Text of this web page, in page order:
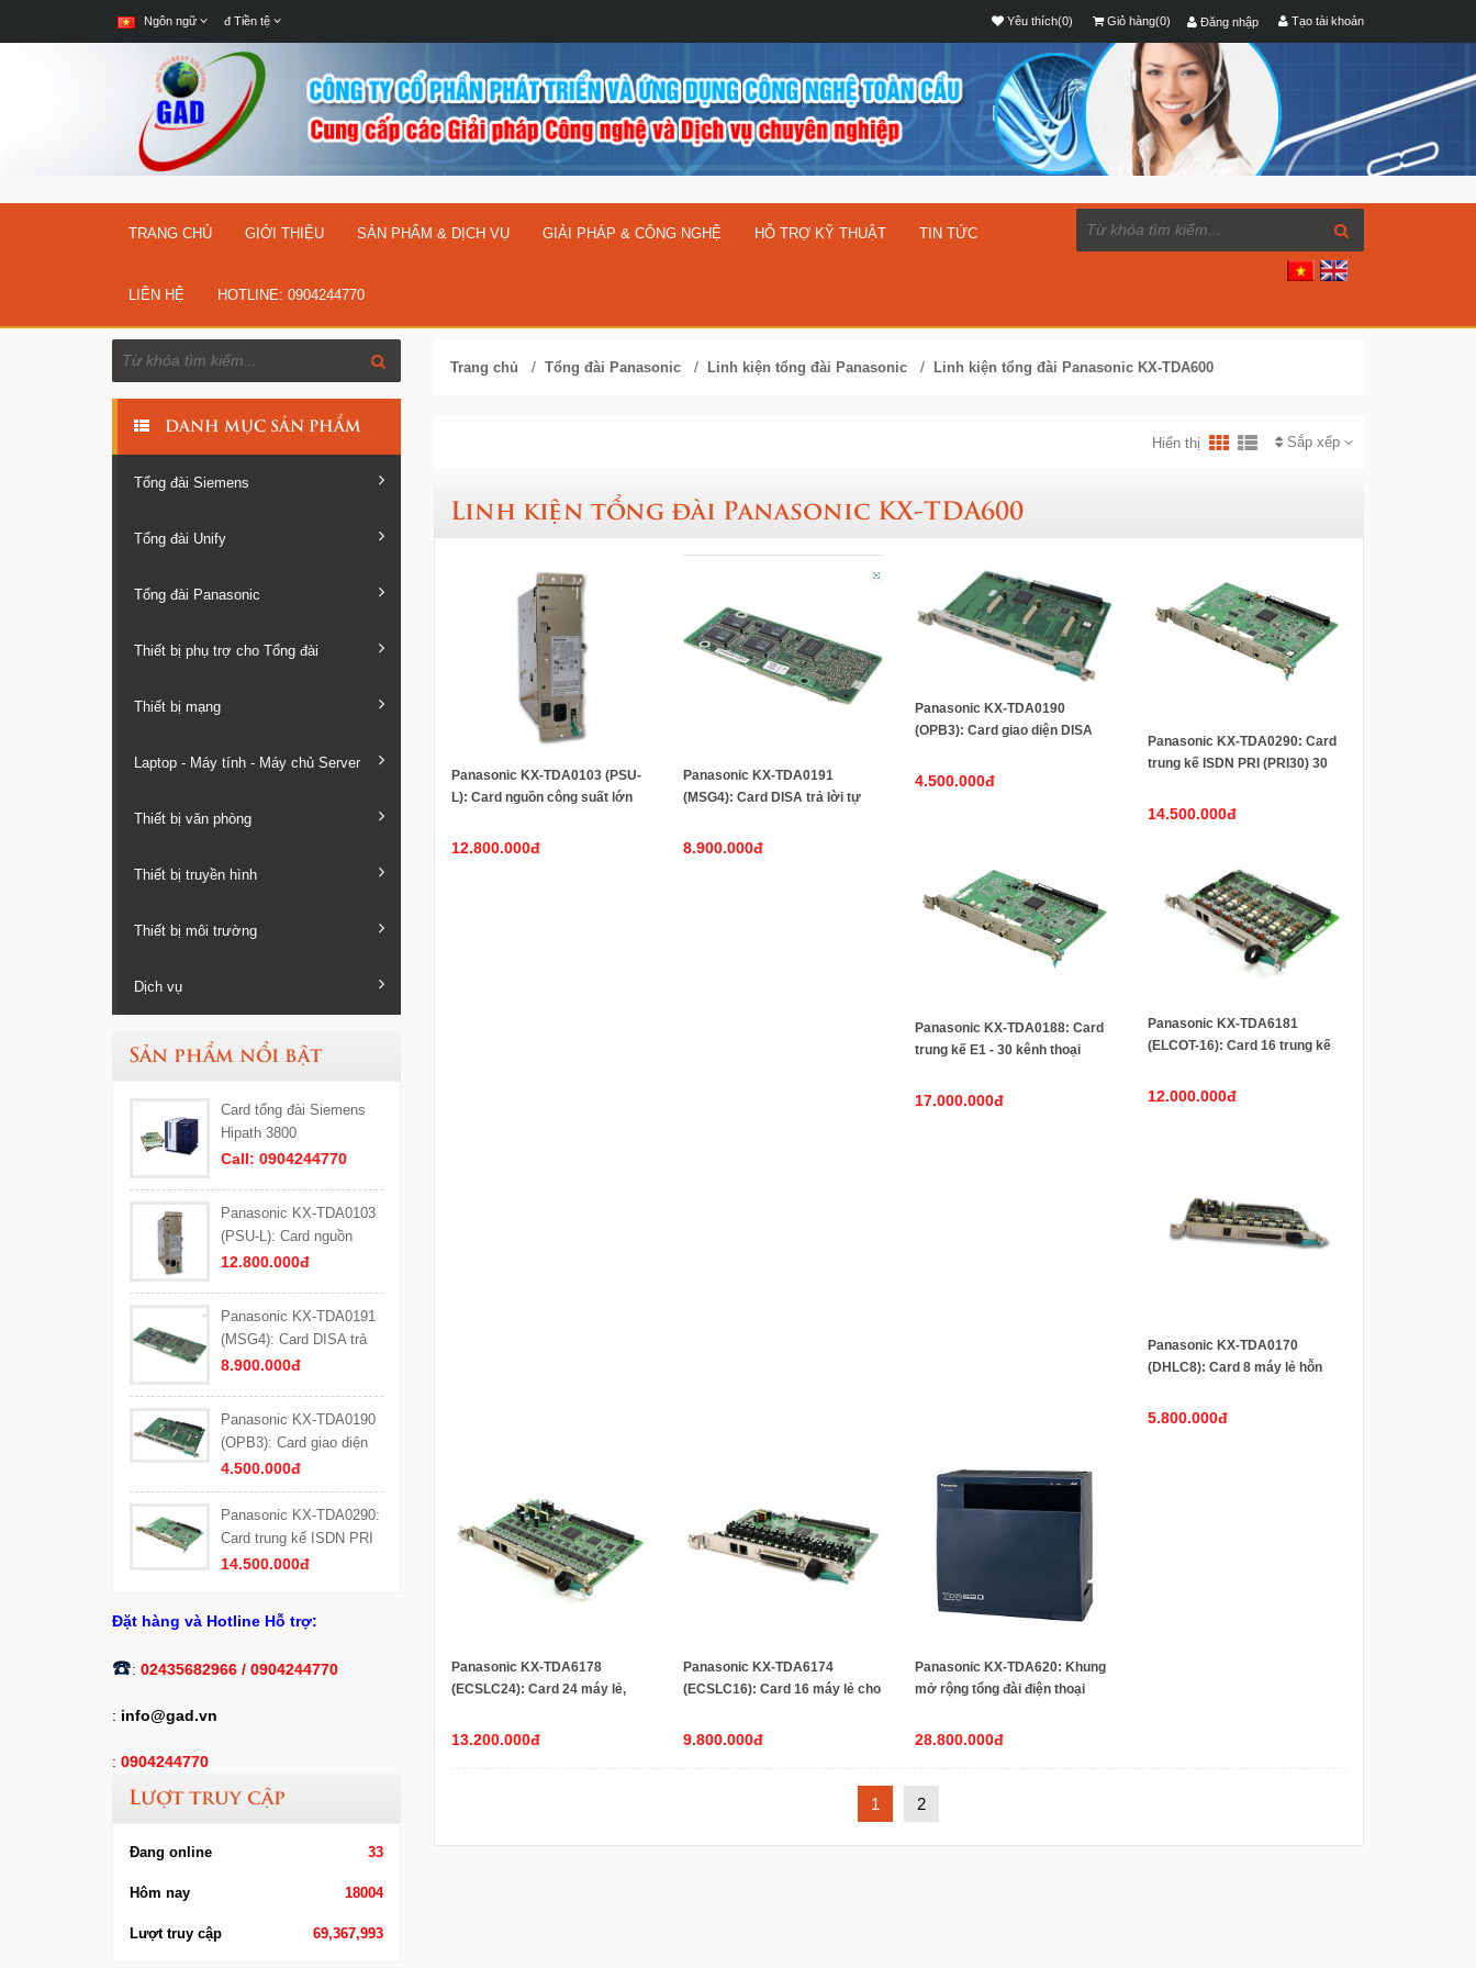
Ngôn ngữ đ Tiền tệ Đăng nhập Tạo tài khoản
Yêu thích(0) Giỏ hàng(0)
TRANG CHỦ GIỚI THIỆU SẢN PHẨM & DỊCH VỤ GIẢI PHÁP & CÔNG NGHỆ HỖ TRỢ KỸ THUẬT TIN TỨC
LIÊN HỆ HOTLINE: 0904244770
DANH MỤC SẢN PHẨM
Tổng đài Siemens
Tổng đài Unify
Tổng đài Panasonic
Thiết bị phụ trợ cho Tổng đài
Thiết bị mạng
Laptop - Máy tính - Máy chủ Server
Thiết bị văn phòng
Thiết bị truyền hình
Thiết bị môi trường
Dịch vụ
Sản phẩm nổi bật
Card tổng đài Siemens
Hipath 3800
Call: 0904244770
Panasonic KX-TDA0103
(PSU-L): Card nguồn
công suất lớn (Loại L)
12.800.000đ
Panasonic KX-TDA0191
(MSG4): Card DISA trả
lời tự động 4 kênh cho
8.900.000đ
Panasonic KX-TDA0190
(OPB3): Card giao diện
DISA
4.500.000đ
Panasonic KX-TDA0290:
Card trung kế ISDN PRI
(PRI30) 30 kênh thoại
14.500.000đ
Đặt hàng và Hotline Hỗ trợ:
​☎️: 02435682966 / 0904244770
: info@gad.vn
: 0904244770
Lượt truy cập
Đang online 33
Hôm nay 18004
Lượt truy cập 69,367,993
Trang chủ / Tổng đài Panasonic/ Linh kiện tổng đài Panasonic/ Linh kiện tổng đài Panasonic KX-TDA600
Sắp xếp
Hiển thị
Linh kiện tổng đài Panasonic KX-TDA600
Panasonic KX-TDA0103 (PSU-
L): Card nguồn công suất lớn
KX-TDA600, KX-TDE600
12.800.000đ
Panasonic KX-TDA0191
(MSG4): Card DISA trả lời tự
Panasonic
8.900.000đ
Panasonic KX-TDA0190
(OPB3): Card giao diện DISA
4.500.000đ
Panasonic KX-TDA0290: Card
trung kế ISDN PRI (PRI30) 30
14.500.000đ
Panasonic KX-TDA0188: Card
trung kế E1 - 30 kênh thoại
Panasonic KX-TDA100, KX-
17.000.000đ
Panasonic KX-TDA6181
(ELCOT-16): Card 16 trung kế
TDA600 và KX-TDE600
12.000.000đ
Panasonic KX-TDA0170
(DHLC8): Card 8 máy lẻ hỗn
các tổng đài Panasonic KX-TDA
5.800.000đ
Panasonic KX-TDA6178
(ECSLC24): Card 24 máy lẻ,
tổng đài Panasonic KX-TDA600
13.200.000đ
Panasonic KX-TDA6174
(ECSLC16): Card 16 máy lẻ cho
và KX-TDE600
9.800.000đ
Panasonic KX-TDA620: Khung
mở rộng tổng đài điện thoại
cắm card mở rộng
28.800.000đ
1 2